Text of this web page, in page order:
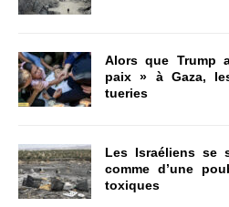
Alors que Trump
paix » à Gaza,
tueries
Les Israéliens se
comme d’une
toxiques